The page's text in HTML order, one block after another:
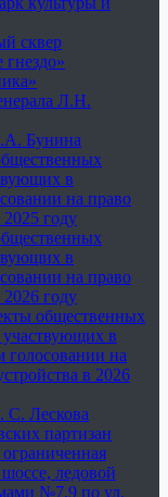
сквер
гнездо»
Л.Н.
Бунина
в
на право
2025 году
в
на право
2026 году
общественных
участвующих в
голосовании на
в 2026
С. Лескова
партизан
ледовой
№7,9 по ул.